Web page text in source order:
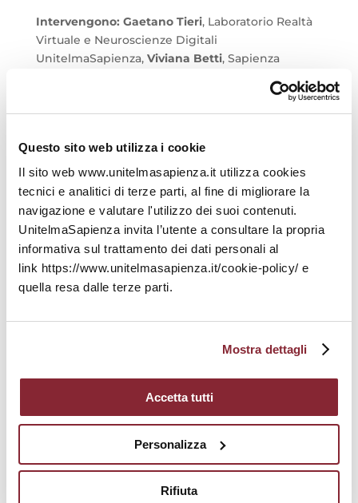
Questo sito web utilizza i cookie
Il sito web www.unitelmasapienza.it utilizza cookies
tecnici e analitici di terze parti, al fine di migliorare la
navigazione e valutare l'utilizzo dei suoi contenuti.
UnitelmaSapienza invita l’utente a consultare la propria
informativa sul trattamento dei dati personali al
link https://www.unitelmasapienza.it/cookie-policy/ e
quella resa dalle terze parti.
Mostra dettagli
Accetta tutti
Personalizza
Rifiuta
Intervengono: Gaetano Tieri, Laboratorio Realtà
Virtuale e Neuroscienze Digitali
UnitelmaSapienza, Viviana Betti, Sapienza
, Sapienza Università di Roma e
IRCCS Fondazione Santa Lucia,Augusto Fusco,
IRCCS,Roberto De Giorgi, Nomentana Hospital,
Paola MorettiCoordinamento Community
Alumni UnitelmaSapienza AUS.
Modera Roberto Sciarrone, Responsabile Ufficio
Stampa e Organizzazione Eventi
UnitelmaSapienza.
L’evento è aperto a tutti e potrà essere seguito
l’apposito form, oppure in streaming sul canale
Programma